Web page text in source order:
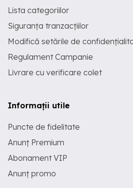
Lista categoriilor
Siguranța tranzacțiilor
Modifică setările de
Regulament Campanie
Livrare cu verificare colet
Informații utile
Puncte de fidelitate
Anunț Premium
Abonament VIP
Anunț promo